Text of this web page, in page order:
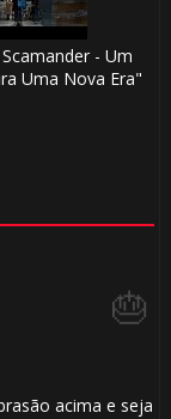
- Um
Uma Nova Era"
acima e seja